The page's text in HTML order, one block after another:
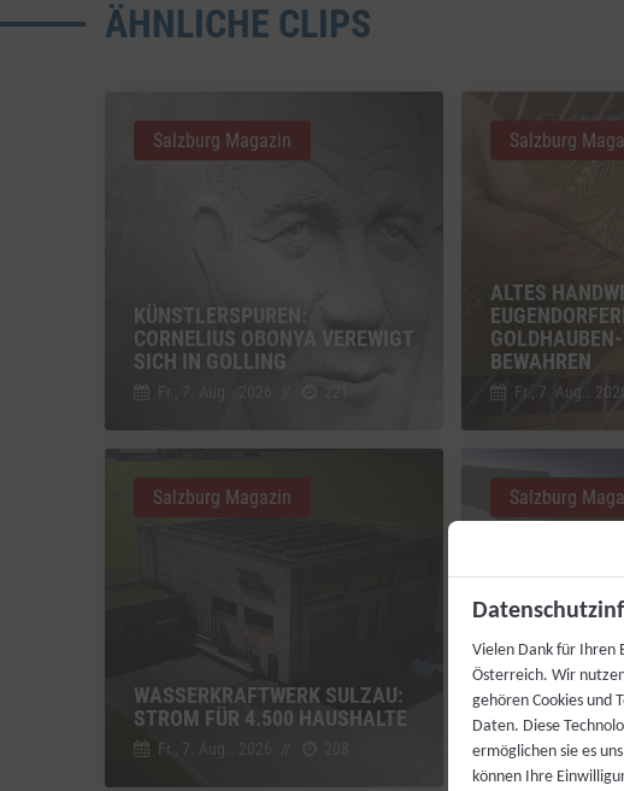
ÄHNLICHE CLIPS
KÜNSTLERSPUREN:
CORNELIUS OBONYA VEREWIGT
SICH IN GOLLING
Salzburg Magazin
ALTES
BEWAHREN
Fr., 7. Aug..
Salzburg
WASSERKRAFTWERK SULZAU:
STROM FÜR 4.500 HAUSHALTE
Fr., 7. Aug.. 2026
Salzburg Magazin
WAS BRINGT
Fr., 7. Aug.. 2026
Salzburg
Vielen Dank für Ihren
Österreich. Wir
gehören Cookies und
Daten. Diese
ermöglichen sie es
können Ihre